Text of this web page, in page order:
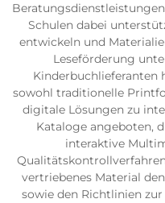
Schulen dabei
entwickeln und
Leseförderung
Kinderbuchlieferanten
sowohl traditionelle
digitale Lösungen zu
Kataloge angeboten,
interaktive
vertriebenes Material
sowie den Richtlinien